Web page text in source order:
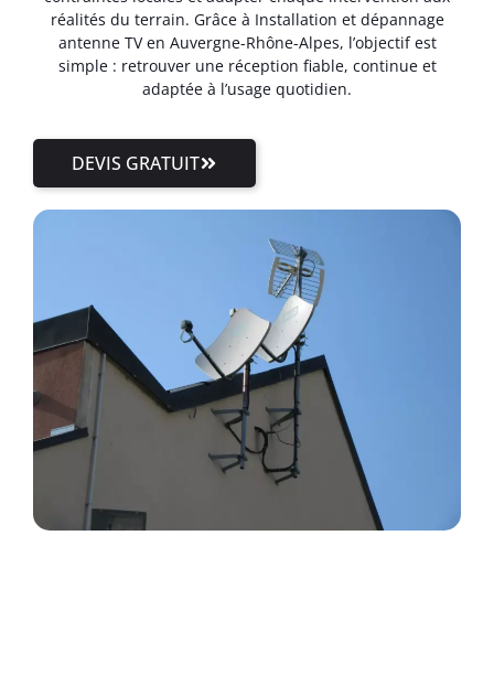
réalités du terrain. Grâce à Installation et dépannage
antenne TV en Auvergne-Rhône-Alpes, l’objectif est
simple : retrouver une réception fiable, continue et
adaptée à l’usage quotidien.
DEVIS GRATUIT